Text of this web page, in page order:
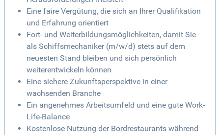
Eine faire Vergütung, die sich an Ihrer Qualifikation
und Erfahrung orientiert
Fort- und Weiterbildungsmöglichkeiten, damit Sie
als Schiffsmechaniker (m/w/d) stets auf dem
neuesten Stand bleiben und sich persönlich
weiterentwickeln können
Eine sichere Zukunftsperspektive in einer
wachsenden Branche
Ein angenehmes Arbeitsumfeld und eine gute Work-
Life-Balance
Kostenlose Nutzung der Bordrestaurants während